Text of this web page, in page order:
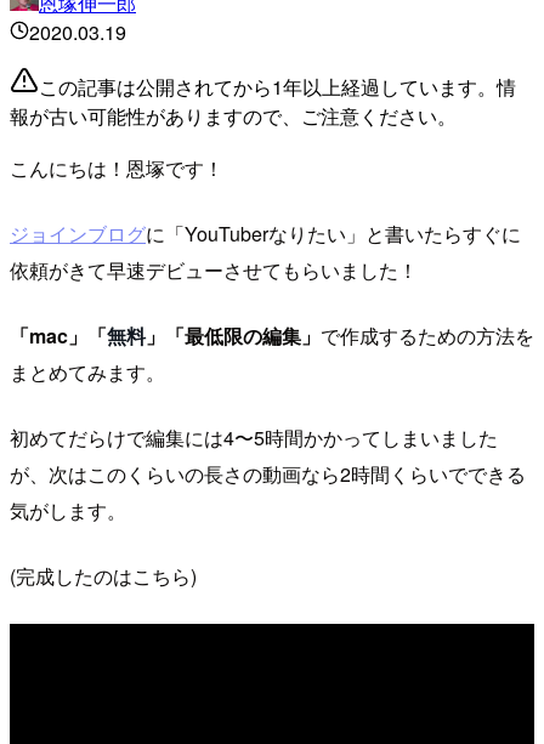
2020.03.19
この記事は公開されてから1年以上経過しています。情
報が古い可能性がありますので、ご注意ください。
こんにちは！恩塚です！
ジョインブログに「YouTuberなりたい」と書いたらすぐに
依頼がきて早速デビューさせてもらいました！
「mac」「無料」「最低限の編集」 で作成するための方法を
まとめてみます。
初めてだらけで編集には4〜5時間かかってしまいました
が、次はこのくらいの長さの動画なら2時間くらいでできる
気がします。
(完成したのはこちら)